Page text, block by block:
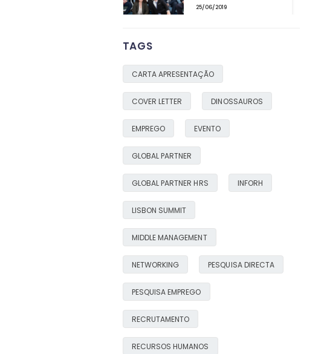
25/06/2019
SUMMIT
03/05/2019
READ MORE
OS DINOSSAUROS
AINDA EXISTEM!
READ MORE
TAGS
CARTA APRESENTAÇÃO
COVER LETTER DINOSSAUROS
EMPREGO EVENTO
GLOBAL PARTNER
GLOBAL PARTNER HRS INFORH
LISBON SUMMIT
MIDDLE MANAGEMENT
NETWORKING PESQUISA DIRECTA
PESQUISA EMPREGO
RECRUTAMENTO
RECURSOS HUMANOS